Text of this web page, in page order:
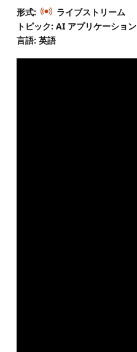
形式:
ライブストリーム
トピック: AI アプリケーション
言語: 英語